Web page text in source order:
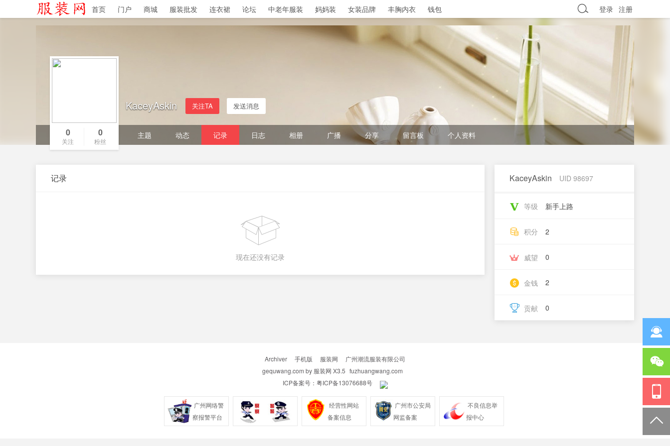
首页 门户 商城 服装批发 连衣裙 论坛 中老年服装 妈妈装 女装品牌 丰胸内衣
钱包
导读
广播 群组 动态 帮助 淘帖 日志 相册 分享 记录 毛呢大衣 排行榜
登录 注册
0
关注
0
粉丝
KaceyAskin 关注TA 发送消息
主题 动态 记录 日志 相册 广播 分享 留言板 个人资料
记录
现在还没有记录
KaceyAskin UID 98697
等级 新手上路
积分 2
威望 0
金钱 2
贡献 0
Archiver 手机版 服装网
广州潮流服装有限公司
gequwang.com by 服装网 X3.5 fuzhuangwang.com
ICP备案号： 粤ICP备13076688号
广州网络警
察报警平台
经营性网站
备案信息
广州市公安局
网监备案
不良信息举
报中心